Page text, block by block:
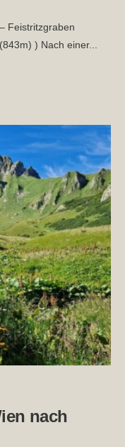
Feistritzgraben
) Nach einer...
nach